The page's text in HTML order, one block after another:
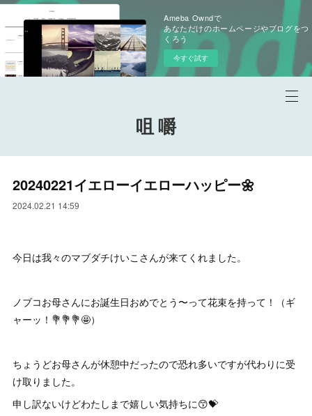
Ameba Owndで
あなただけのホームページやブログをつ
くろう
今すぐ試す
咀 嚼
20240221イエローイエローハッピー🌼
2024.02.21 14:59
今日は我々のマブダチけいこさんが来てくれました。
ノブコお母さんにお誕生日おめでとう〜って花束を持って！（ギ
ャーッ！💐💐💐🤩）
ちょうどお母さんが休憩中だったので恐れ多いですが代わりに受
け取りました。
申し訳ないけどわたしまで嬉しい気持ちに😙💝